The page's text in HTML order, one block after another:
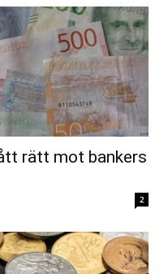
rätt mot bankers
2